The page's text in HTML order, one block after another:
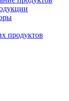
продуктов